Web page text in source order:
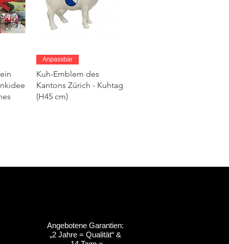
Schnellansicht
Anpassbar
Kuh-Emblem des
Kantons Zürich - Kuhtag
(H45 cm)
Schnellansicht
AnpassbarSchnellansicht
Anpassbar
Angebotene Garantien:
„2 Jahre = Qualität“ &